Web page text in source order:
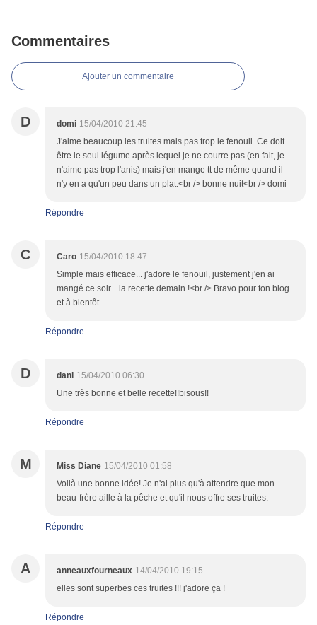
Commentaires
Ajouter un commentaire
D domi 15/04/2010 21:45
J'aime beaucoup les truites mais pas trop le fenouil. Ce doit
être le seul légume après lequel je ne courre pas (en fait, je
n'aime pas trop l'anis) mais j'en mange tt de même quand il
n'y en a qu'un peu dans un plat.<br /> bonne nuit<br /> domi
Répondre
C Caro 15/04/2010 18:47
Simple mais efficace... j'adore le fenouil, justement j'en ai
mangé ce soir... la recette demain !<br /> Bravo pour ton blog
et à bientôt
Répondre
D dani 15/04/2010 06:30
Une très bonne et belle recette!!bisous!!
Répondre
M Miss Diane 15/04/2010 01:58
Voilà une bonne idée! Je n'ai plus qu'à attendre que mon
beau-frère aille à la pêche et qu'il nous offre ses truites.
Répondre
A anneauxfourneaux 14/04/2010 19:15
elles sont superbes ces truites !!! j'adore ça !
Répondre